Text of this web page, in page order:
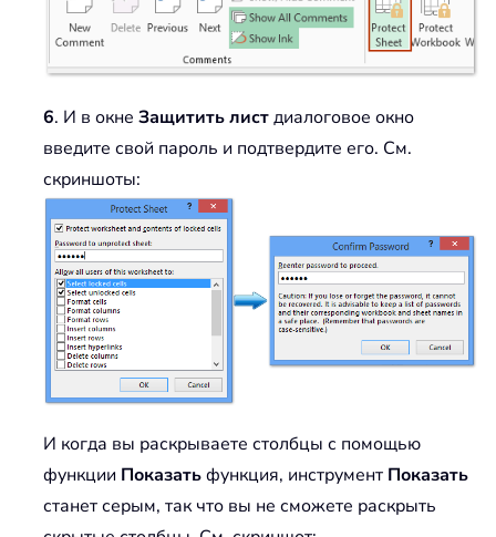
6. И в окне Защитить листдиалоговое окно
введите свой пароль и подтвердите его. См.
скриншоты:
И когда вы раскрываете столбцы с помощью
функции Показатьфункция, инструмент Показать
станет серым, так что вы не сможете раскрыть